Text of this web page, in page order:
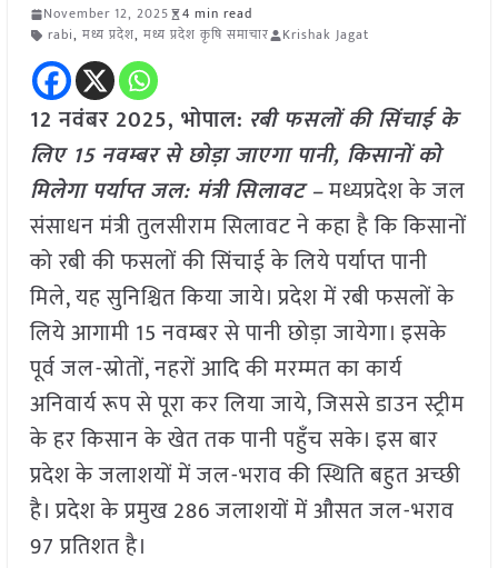
November 12, 2025
4 min read
rabi, मध्य प्रदेश, मध्य प्रदेश कृषि समाचार Krishak Jagat
12 नवंबर 2025, भोपाल: रबी फसलों की सिंचाई के
लिए 15 नवम्बर से छोड़ा जाएगा पानी, किसानों को
मिलेगा पर्याप्त जल: मंत्री सिलावट –मध्यप्रदेश के जल
संसाधन मंत्री तुलसीराम सिलावट ने कहा है कि किसानों
को रबी की फसलों की सिंचाई के लिये पर्याप्त पानी
मिले, यह सुनिश्चित किया जाये। प्रदेश में रबी फसलों के
लिये आगामी 15 नवम्बर से पानी छोड़ा जायेगा। इसके
पूर्व जल-स्रोतों, नहरों आदि की मरम्मत का कार्य
अनिवार्य रूप से पूरा कर लिया जाये, जिससे डाउन स्ट्रीम
के हर किसान के खेत तक पानी पहुँच सके। इस बार
प्रदेश के जलाशयों में जल-भराव की स्थिति बहुत अच्छी
है। प्रदेश के प्रमुख 286 जलाशयों में औसत जल-भराव
97 प्रतिशत है।